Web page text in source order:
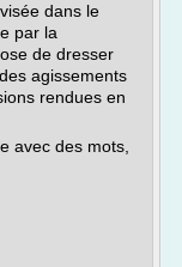
dans le
par la
de dresser
agissements
rendues en
avec des mots,